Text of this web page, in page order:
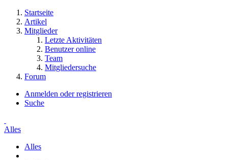
Startseite
Artikel
Mitglieder
Letzte Aktivitäten
Benutzer online
Team
Mitgliedersuche
Forum
Anmelden oder registrieren
Suche
Alles
Alles